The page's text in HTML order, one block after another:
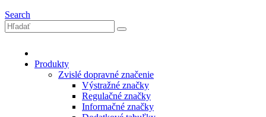
Search
Produkty
Zvislé dopravné značenie
Výstražné značky
Regulačné značky
Informačné značky